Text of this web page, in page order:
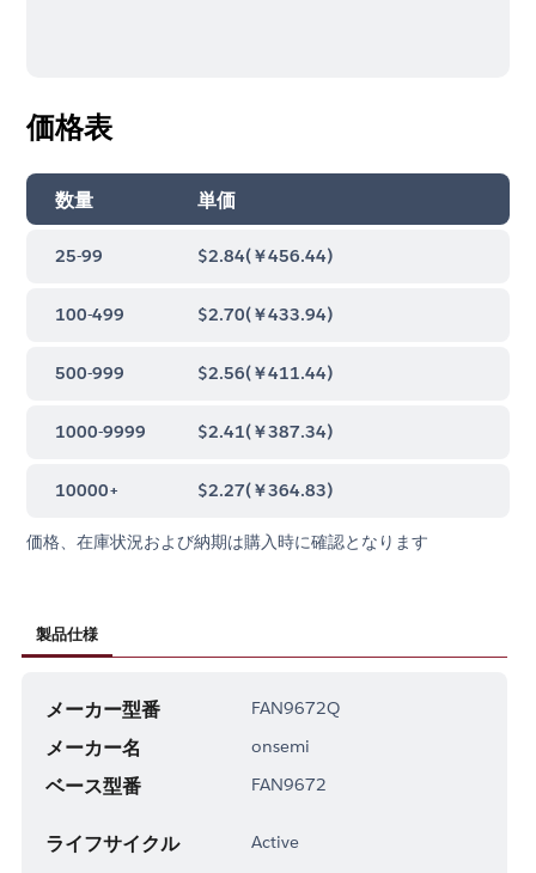
価格表
数量 単価
25-99 $2.84(￥456.44)
100-499 $2.70(￥433.94)
500-999 $2.56(￥411.44)
1000-9999 $2.41(￥387.34)
10000+ $2.27(￥364.83)
価格、在庫状況および納期は購入時に確認となります
製品仕様
メーカー型番 FAN9672Q
メーカー名 onsemi
ベース型番 FAN9672
ライフサイクル Active